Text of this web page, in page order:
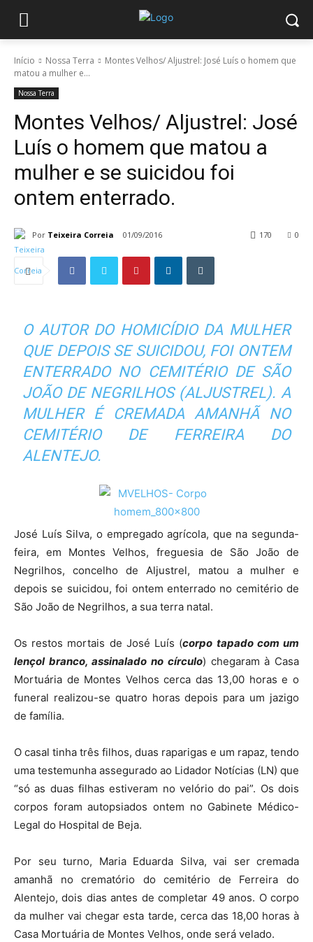
Início Nossa Terra
Montes Velhos/ Aljustrel: José Luís o homem que
matou a mulher e...
Nossa Terra
Montes Velhos/ Aljustrel: José
Luís o homem que matou a
mulher e se suicidou foi
ontem enterrado.
Por Teixeira Correia 01/09/2016 0
170
O AUTOR DO HOMICÍDIO DA MULHER
QUE DEPOIS SE SUICIDOU, FOI ONTEM
ENTERRADO NO CEMITÉRIO DE SÃO
JOÃO DE NEGRILHOS (ALJUSTREL). A
MULHER É CREMADA AMANHÃ NO
CEMITÉRIO DE FERREIRA DO
ALENTEJO.
José Luís Silva, o empregado agrícola, que na segunda-
feira, em Montes Velhos, freguesia de São João de
Negrilhos, concelho de Aljustrel, matou a mulher e
depois se suicidou, foi ontem enterrado no cemitério de
São João de Negrilhos, a sua terra natal.
Os restos mortais de José Luís (corpo tapado com um
lençol branco, assinalado no círculo) chegaram à Casa
Mortuária de Montes Velhos cerca das 13,00 horas e o
funeral realizou-se quatro horas depois para um jazigo
de família.
O casal tinha três filhos, duas raparigas e um rapaz, tendo
uma testemunha assegurado ao Lidador Notícias (LN) que
“só as duas filhas estiveram no velório do pai”. Os dois
corpos foram autopsiados ontem no Gabinete Médico-
Legal do Hospital de Beja.
Por seu turno, Maria Eduarda Silva, vai ser cremada
amanhã no crematório do cemitério de Ferreira do
Alentejo, dois dias antes de completar 49 anos. O corpo
da mulher vai chegar esta tarde, cerca das 18,00 horas à
Casa Mortuária de Montes Velhos, onde será velado.